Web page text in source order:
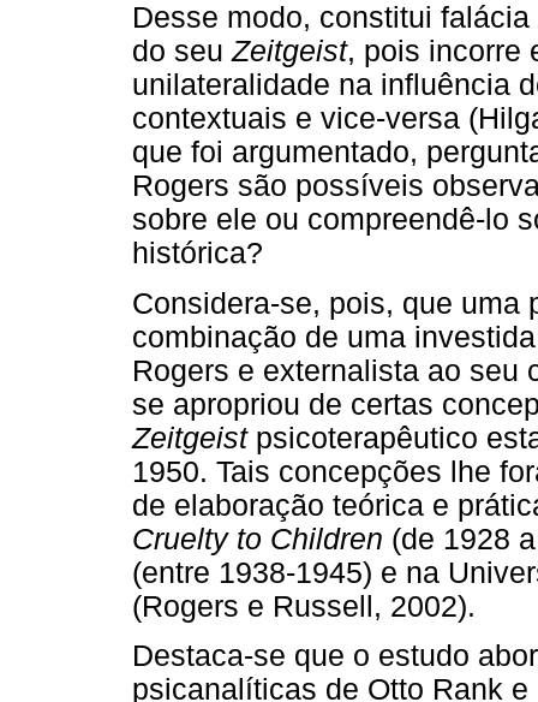
Desse modo, constitui
do seuZeitgeist, pois incorre
unilateralidade na influência
contextuais e vice-versa
que foi argumentado,
Rogers são possíveis
sobre ele ou compreendê-lo
histórica?
Considera-se, pois, que uma
combinação de uma
Rogers e externalista ao seu
se apropriou de certas
Zeitgeist psicoterapêutico
1950. Tais concepções lhe
de elaboração teórica e
Cruelty to Children (de 1928
(entre 1938-1945) e na
(Rogers e Russell, 2002).
Destaca-se que o estudo
psicanalíticas de Otto Rank